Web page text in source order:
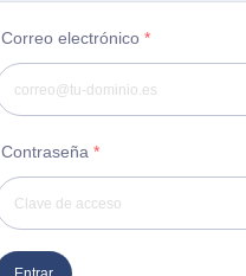
Correo electrónico *
Contraseña *